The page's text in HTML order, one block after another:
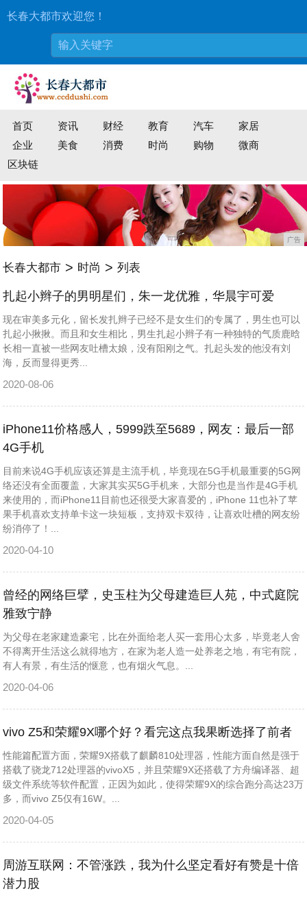
长春大都市欢迎您！
首页 资讯 财经 教育 汽车
家居
企业
美食 消费 时尚 购物
微商
区块链
广告
长春大都市 > 时尚 > 列表
扎起小辫子的男明星们，朱一龙优雅，华晨宇可爱
现在审美多元化，留长发扎辫子已经不是女生们的专属了，男生也可以
扎起小揪揪。而且和女生相比，男生扎起小辫子有一种独特的气质鹿晗
长相一直被一些网友吐槽太娘，没有阳刚之气。扎起头发的他没有刘
海，反而显得更秀...
2020-08-06
iPhone11价格感人，5999跌至5689，网友：最后一部
4G手机
目前来说4G手机应该还算是主流手机，毕竟现在5G手机最重要的5G网
络还没有全面覆盖，大家其实买5G手机来，大部分也是当作是4G手机
来使用的，而iPhone11目前也还很受大家喜爱的，iPhone 11也补了苹
果手机喜欢支持单卡这一块短板，支持双卡双待，让喜欢吐槽的网友纷
纷消停了！...
2020-04-10
曾经的网络巨擘，史玉柱为父母建造巨人苑，中式庭院
雅致宁静
为父母在老家建造豪宅，比在外面给老人买一套用心太多，毕竟老人舍
不得离开生活这么就得地方，在家为老人造一处养老之地，有宅有院，
有人有景，有生活的惬意，也有烟火气息。...
2020-04-06
vivo Z5和荣耀9X哪个好？看完这点我果断选择了前者
性能篇配置方面，荣耀9X搭载了麒麟810处理器，性能方面自然是强于
搭载了骁龙712处理器的vivoX5，并且荣耀9X还搭载了方舟编译器、超
级文件系统等软件配置，正因为如此，使得荣耀9X的综合跑分高达23万
多，而vivo Z5仅有16W。...
2020-04-05
周游互联网：不管涨跌，我为什么坚定看好有赞是十倍
潜力股